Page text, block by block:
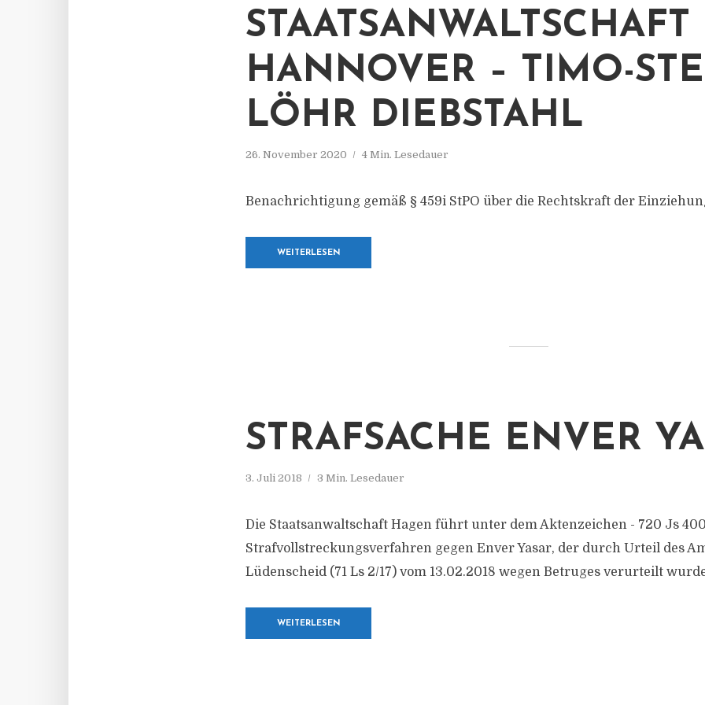
STAATSANWALTSCHAFT
HANNOVER – TIMO-
LÖHR DIEBSTAHL
26. November 2020 4 Min. Lesedauer
Benachrichtigung gemäß § 459i StPO über die Rechtskraft der
WEITERLESEN
STRAFSACHE ENVER
3. Juli 2018 3 Min. Lesedauer
Die Staatsanwaltschaft Hagen führt unter dem Aktenzeichen - 720 Js
Strafvollstreckungsverfahren gegen Enver Yasar, der durch Urteil des
Lüdenscheid (71 Ls 2/17) vom 13.02.2018 wegen Betruges verurteilt
WEITERLESEN